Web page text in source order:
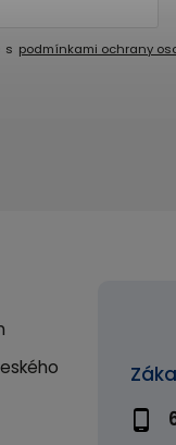
s podmínkami ochrany